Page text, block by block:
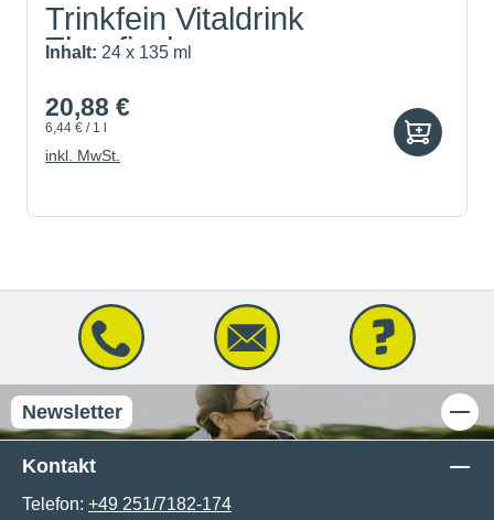
Trinkfein Vitaldrink
Thunfisch
Inhalt: 24 x 135 ml
20,88 €
6,44 € / 1 l
inkl. MwSt.
Newsletter
Kontakt
Telefon: +49 251/7182-174